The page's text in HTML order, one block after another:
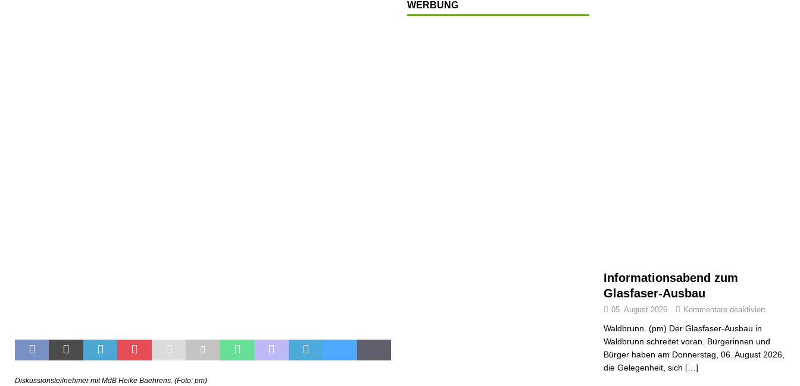
Diskussionsteilnehmer mit MdB Heike Baehrens. (Foto: pm)
WERBUNG
Informationsabend zum
Glasfaser-Ausbau
05. August 2026 Kommentare deaktiviert
Waldbrunn. (pm) Der Glasfaser-Ausbau in
Waldbrunn schreitet voran. Bürgerinnen und
Bürger haben am Donnerstag, 06. August 2026,
die Gelegenheit, sich […]